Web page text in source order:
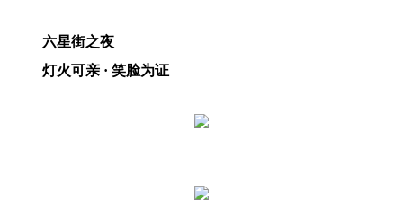
六星街之夜
灯火可亲 · 笑脸为证